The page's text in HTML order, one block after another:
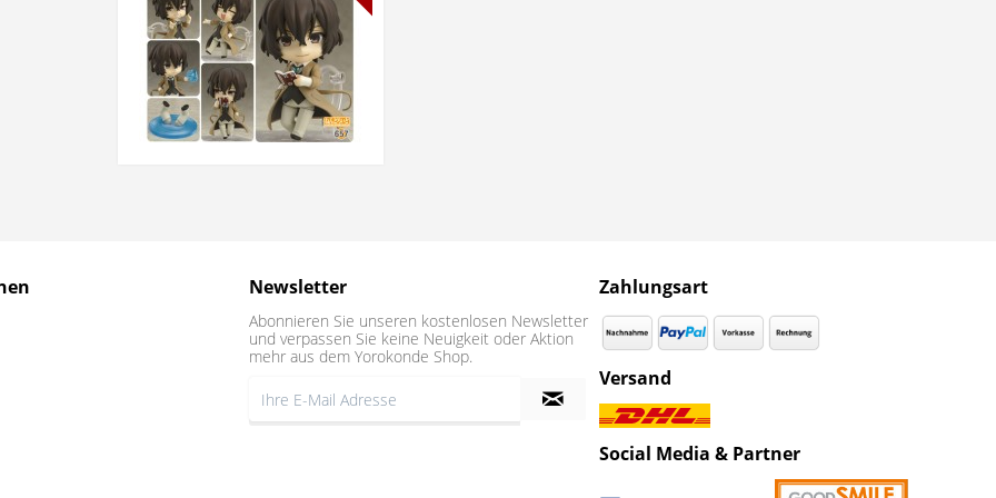
Newsletter
Abonnieren Sie unseren kostenlosen Newsletter
und verpassen Sie keine Neuigkeit oder Aktion
mehr aus dem Yorokonde Shop.
Zahlungsart
Versand
Social Media & Partner